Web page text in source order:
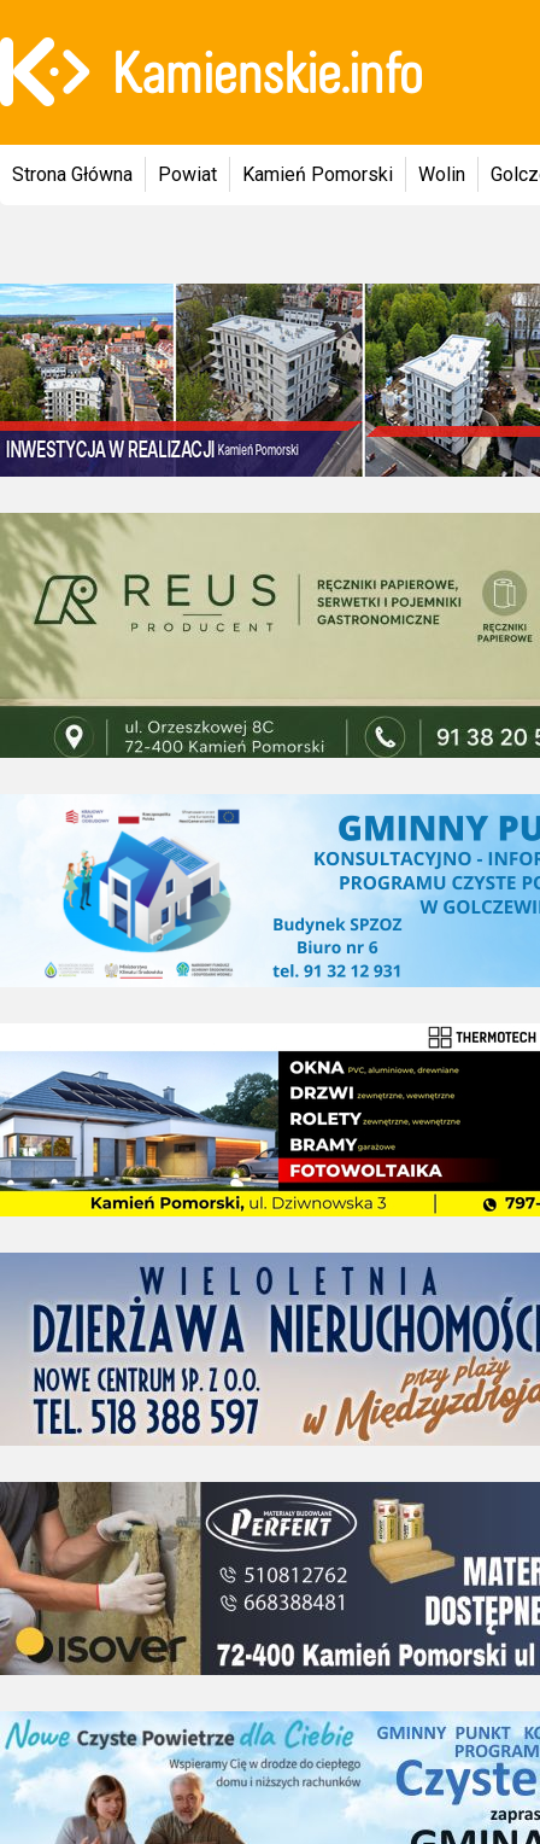
Strona Główna Powiat Kamień Pomorski Wolin